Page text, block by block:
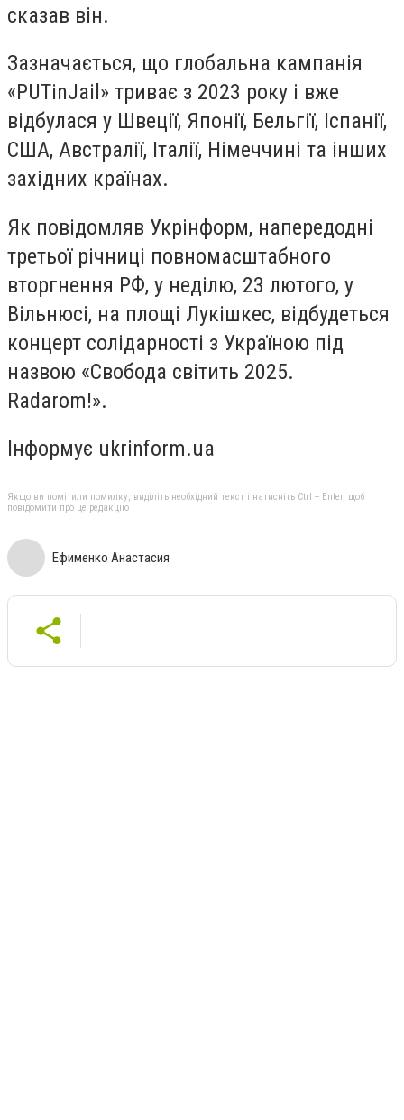
сказав він.
Зазначається, що глобальна кампанія
«PUTinJail» триває з 2023 року і вже
відбулася у Швеції, Японії, Бельгії, Іспанії,
США, Австралії, Італії, Німеччині та інших
західних країнах.
Як повідомляв Укрінформ, напередодні
третьої річниці повномасштабного
вторгнення РФ, у неділю, 23 лютого, у
Вільнюсі, на площі Лукішкес, відбудеться
концерт солідарності з Україною під
назвою «Свобода світить 2025.
Radarom!».
Інформує ukrinform.ua
Якщо ви помітили помилку, виділіть необхідний текст і натисніть Ctrl + Enter, щоб
повідомити про це редакцію
Ефименко Анастасия